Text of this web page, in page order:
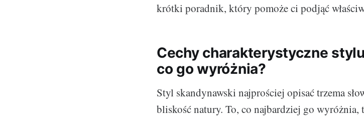
krótki poradnik, który pomoże ci podjąć
Cechy charakterystyczne
co go wyróżnia?
Styl skandynawski najprościej opisać trzema
bliskość natury. To, co najbardziej go